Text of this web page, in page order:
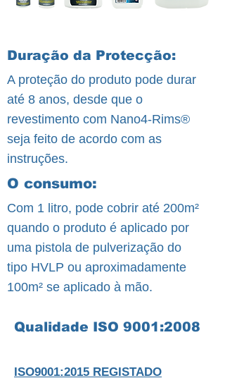
Duração da Protecção:
A proteção do produto pode durar
até 8 anos, desde que o
revestimento com Nano4-Rims®
seja feito de acordo com as
instruções.
O consumo:
Com 1 litro, pode cobrir até 200m²
quando o produto é aplicado por
uma pistola de pulverização do
tipo HVLP ou aproximadamente
100m² se aplicado à mão.
Qualidade ISO 9001:2008
ISO9001:2015 REGISTADO